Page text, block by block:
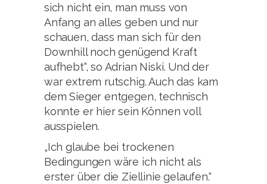
sich nicht ein, man muss von
Anfang an alles geben und nur
schauen, dass man sich für den
Downhill noch genügend Kraft
aufhebt“, so Adrian Niski. Und der
war extrem rutschig. Auch das kam
dem Sieger entgegen, technisch
konnte er hier sein Können voll
ausspielen.
„Ich glaube bei trockenen
Bedingungen wäre ich nicht als
erster über die Ziellinie gelaufen.“